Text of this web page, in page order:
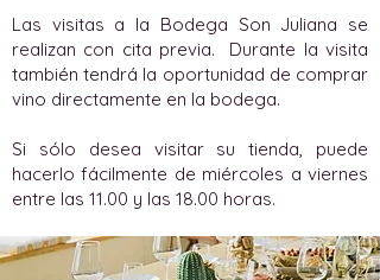
Las visitas a la Bodega Son Juliana se
realizan con cita previa. Durante la visita
también tendrá la oportunidad de comprar
vino directamente en la bodega.
Si sólo desea visitar su tienda, puede
hacerlo fácilmente de miércoles a viernes
entre las 11.00 y las 18.00 horas.